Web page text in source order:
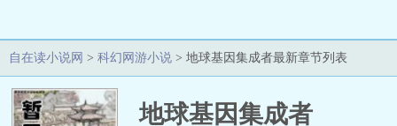
自在读小说网 > 科幻网游小说 > 地球基因集成者最新章节列表
地球基因集成者